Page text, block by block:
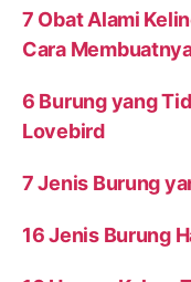
7 Obat Alami
Cara
6 Burung yang
Lovebird
7 Jenis Burung
16 Jenis Burung